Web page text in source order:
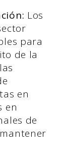
Los
para
de la
en
en
de